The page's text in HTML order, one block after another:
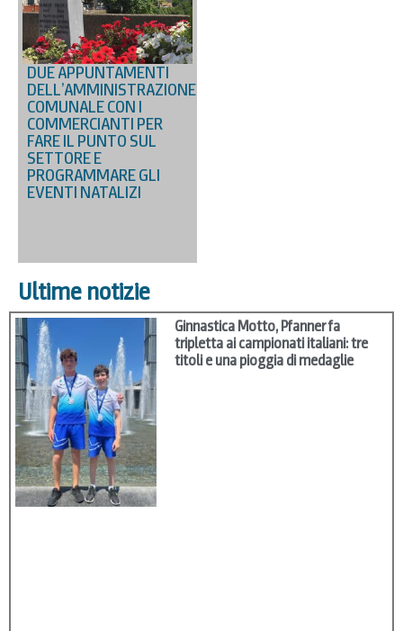
DUE APPUNTAMENTI
DELL’AMMINISTRAZIONE
COMUNALE CON I
COMMERCIANTI PER
FARE IL PUNTO SUL
SETTORE E
PROGRAMMARE GLI
EVENTI NATALIZI
Ultime notizie
Ginnastica Motto, Pfanner fa
tripletta ai campionati italiani: tre
titoli e una pioggia di medaglie